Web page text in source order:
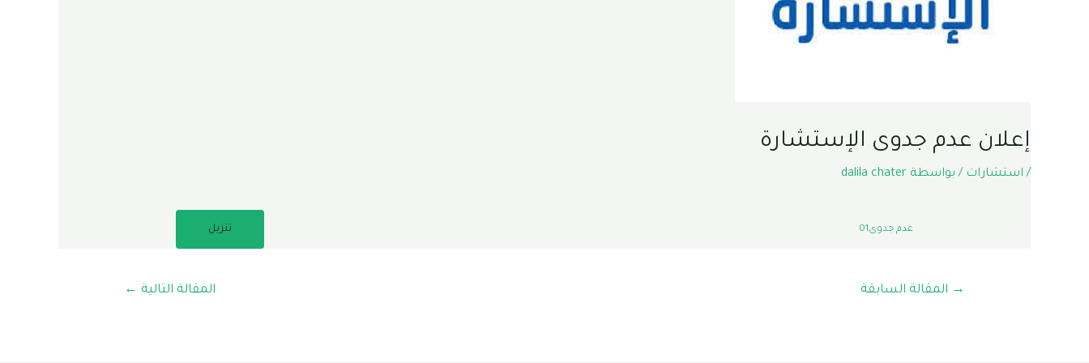
إعلان عدم جدوى الإستشارة
/ استشارات / بواسطة dalila chater
عدم جدوى01 تنزيل
→ المقالة السابقة المقالة التالية ←